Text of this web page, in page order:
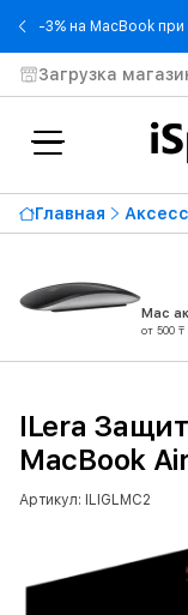
-3% на MacBook
Загрузка
Главная
Mac
от 500 ₸
ILera
MacBook
Артикул: ILIGLMC2